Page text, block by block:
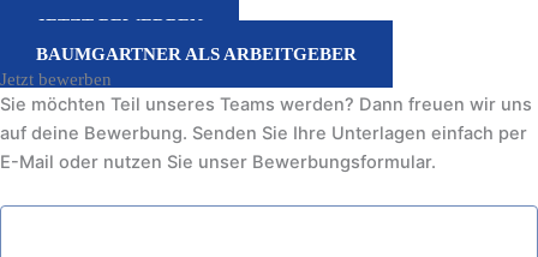
JETZT BEWERBEN
BAUMGARTNER ALS ARBEITGEBER
Jetzt bewerben
Sie möchten Teil unseres Teams werden? Dann freuen wir uns
auf deine Bewerbung. Senden Sie Ihre Unterlagen einfach per
E-Mail oder nutzen Sie unser Bewerbungsformular.